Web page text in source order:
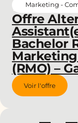
Offre
Bachelor
(RMO) –
Marketing -
Voir l'offre